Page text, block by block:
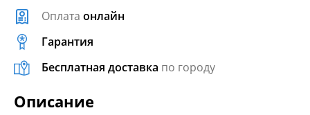
Оплата онлайн
Гарантия
Бесплатная доставка по городу
Описание